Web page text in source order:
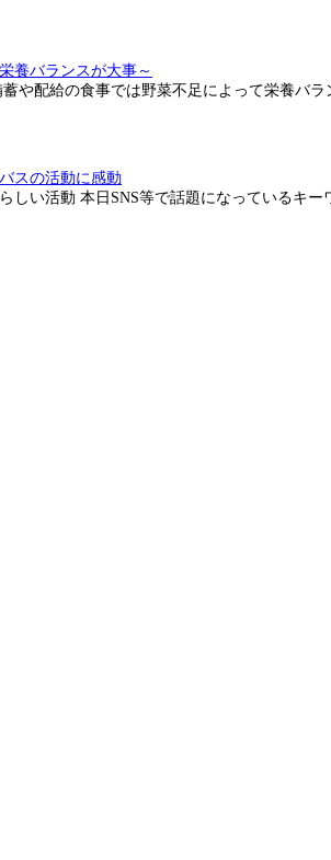
養バランスが大事～
や配給の食事では野菜不足によって栄養バラ
スの活動に感動
しい活動 本日SNS等で話題になっているキー